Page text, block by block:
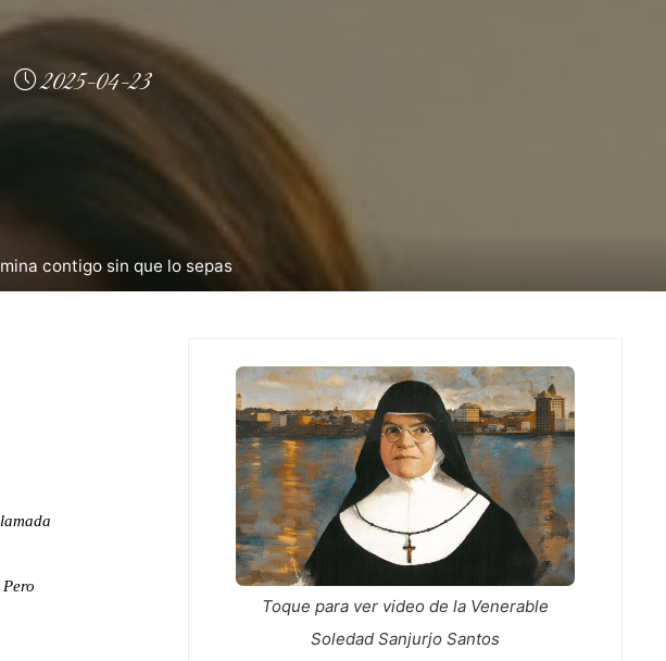
2025-04-23
contigo sin que lo sepas
Toque para ver video de la Venerable
Soledad Sanjurjo Santos